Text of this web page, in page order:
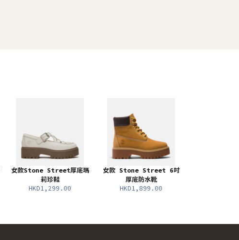
女款Stone Street厚底瑪
莉珍鞋
HKD1,299.00
女款 Stone Street 6吋
厚底防水靴
HKD1,899.00